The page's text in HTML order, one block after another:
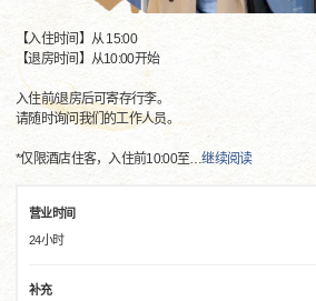
【入住时间】从 15:00
【退房时间】从10:00开始
入住前/退房后可寄存行李。
请随时询问我们的工作人员。
*仅限酒店住客，入住前10:00至…继续阅读
营业时间
24小时
补充